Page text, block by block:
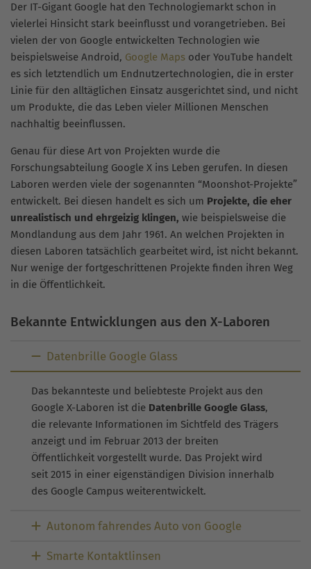
Der IT-Gigant Google hat den Technologiemarkt schon in
vielerlei Hinsicht stark beeinflusst und vorangetrieben. Bei
vielen der von Google entwickelten Technologien wie
beispielsweise Android, Google Maps oder YouTube handelt
es sich letztendlich um Endnutzertechnologien, die in erster
Linie für den alltäglichen Einsatz ausgerichtet sind, und nicht
um Produkte, die das Leben vieler Millionen Menschen
nachhaltig beeinflussen.
Genau für diese Art von Projekten wurde die
Forschungsabteilung Google X ins Leben gerufen. In diesen
Laboren werden viele der sogenannten “Moonshot-Projekte”
entwickelt. Bei diesen handelt es sich um Projekte, die eher
unrealistisch und ehrgeizig klingen, wie beispielsweise die
Mondlandung aus dem Jahr 1961. An welchen Projekten in
diesen Laboren tatsächlich gearbeitet wird, ist nicht bekannt.
Nur wenige der fortgeschrittenen Projekte finden ihren Weg
in die Öffentlichkeit.
Bekannte Entwicklungen aus den X-Laboren
Datenbrille Google Glass
Das bekannteste und beliebteste Projekt aus den
Google X-Laboren ist die Datenbrille Google Glass,
die relevante Informationen im Sichtfeld des Trägers
anzeigt und im Februar 2013 der breiten
Öffentlichkeit vorgestellt wurde. Das Projekt wird
seit 2015 in einer eigenständigen Division innerhalb
des Google Campus weiterentwickelt.
Autonom fahrendes Auto von Google
Smarte Kontaktlinsen